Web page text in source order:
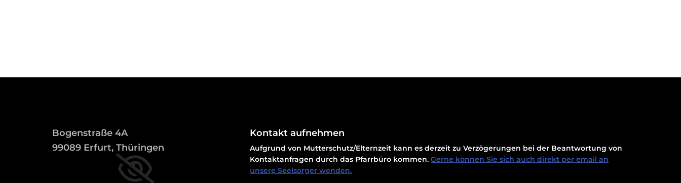
Bogenstraße 4A
99089 Erfurt, Thüringen
Kontakt aufnehmen
Aufgrund von Mutterschutz/Elternzeit kann es derzeit zu Verzögerungen bei der Beantwortung von
Kontaktanfragen durch das Pfarrbüro kommen. Gerne können Sie sich auch direkt per email an
unsere Seelsorger wenden.